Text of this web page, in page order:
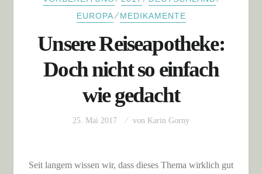
EUROPA⁄MEDIKAMENTE
Unsere Reiseapotheke:
Doch nicht so einfach
wie gedacht
25. Mai 2017 von Karin Gorny
Seit langem wissen wir, dass dieses Thema wirklich gut